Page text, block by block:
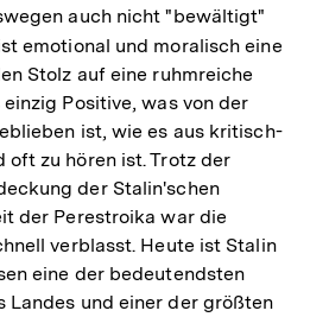
auch nicht "bewältigt"
emotional und moralisch eine
Stolz auf eine ruhmreiche
Positive, was von der
ist, wie es aus kritisch-
oft zu hören ist. Trotz der
der Stalin'schen
der Perestroika war die
verblasst. Heute ist Stalin
eine der bedeutendsten
Landes und einer der größten